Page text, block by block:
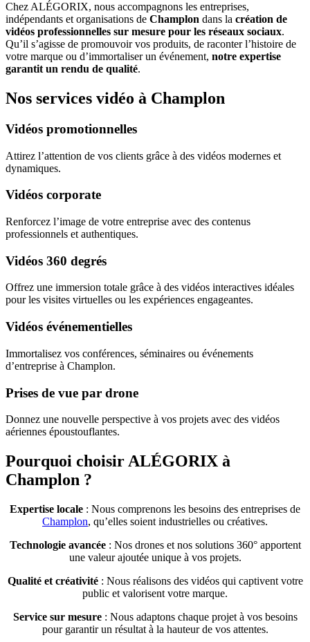
Chez ALÉGORIX, nous accompagnons les entreprises,
indépendants et organisations de Champlon dans la création de
vidéos professionnelles sur mesure pour les réseaux sociaux.
Qu’il s’agisse de promouvoir vos produits, de raconter l’histoire de
votre marque ou d’immortaliser un événement, notre expertise
garantit un rendu de qualité.
Nos services vidéo à Champlon
Vidéos promotionnelles
Attirez l’attention de vos clients grâce à des vidéos modernes et
dynamiques.
Vidéos corporate
Renforcez l’image de votre entreprise avec des contenus
professionnels et authentiques.
Vidéos 360 degrés
Offrez une immersion totale grâce à des vidéos interactives idéales
pour les visites virtuelles ou les expériences engageantes.
Vidéos événementielles
Immortalisez vos conférences, séminaires ou événements
d’entreprise à Champlon.
Prises de vue par drone
Donnez une nouvelle perspective à vos projets avec des vidéos
aériennes époustouflantes.
Pourquoi choisir ALÉGORIX à
Champlon ?
Expertise locale : Nous comprenons les besoins des entreprises de
Champlon, qu’elles soient industrielles ou créatives.
Technologie avancée: Nos drones et nos solutions 360° apportent
une valeur ajoutée unique à vos projets.
Qualité et créativité: Nous réalisons des vidéos qui captivent votre
public et valorisent votre marque.
Service sur mesure: Nous adaptons chaque projet à vos besoins
pour garantir un résultat à la hauteur de vos attentes.